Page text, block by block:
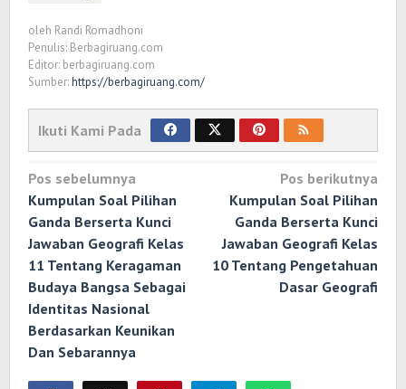
oleh Randi Romadhoni
Penulis: Berbagiruang.com
Editor: berbagiruang.com
Sumber:https://berbagiruang.com/
Ikuti Kami Pada
Navigasi
pos
Pos sebelumnya
Kumpulan Soal Pilihan
Ganda Berserta Kunci
Jawaban Geografi Kelas
11 Tentang Keragaman
Budaya Bangsa Sebagai
Identitas Nasional
Berdasarkan Keunikan
Dan Sebarannya
Pos berikutnya
Kumpulan Soal Pilihan
Ganda Berserta Kunci
Jawaban Geografi Kelas
10 Tentang Pengetahuan
Dasar Geografi